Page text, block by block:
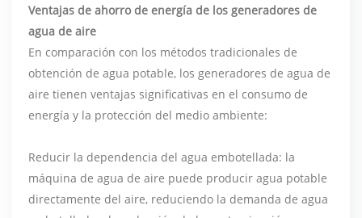
Ventajas de ahorro de energía de los generadores de
agua de aire
En comparación con los métodos tradicionales de
obtención de agua potable, los generadores de agua de
aire tienen ventajas significativas en el consumo de
energía y la protección del medio ambiente:
Reducir la dependencia del agua embotellada: la
máquina de agua de aire puede producir agua potable
directamente del aire, reduciendo la demanda de agua